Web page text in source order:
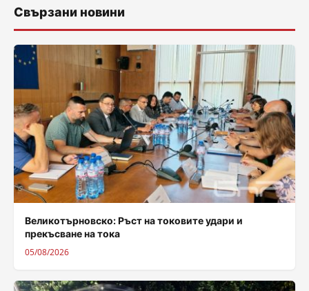
Свързани новини
Великотърновско: Ръст на токовите удари и
прекъсване на тока
05/08/2026